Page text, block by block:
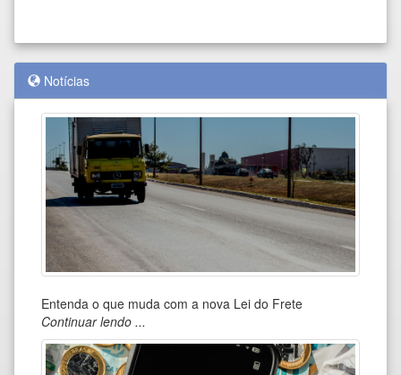
Notícias
Entenda o que muda com a nova Lei do Frete
Continuar lendo ...